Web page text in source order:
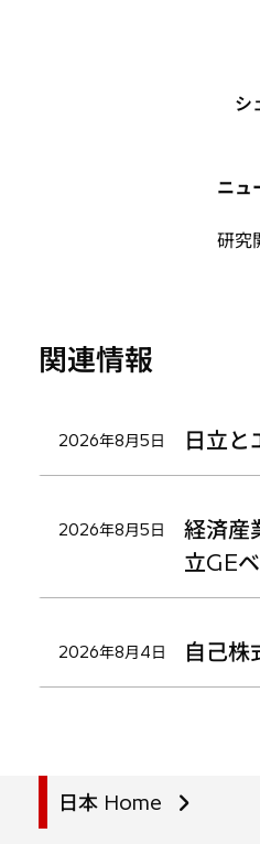
シ
ニュ
研究
関連情報
2026年8月5日 日立と
2026年8月5日
経済産
立GE
2026年8月4日 自己株
日本 Home